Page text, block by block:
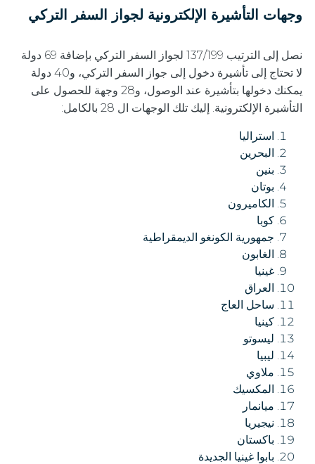
وجهات التأشيرة الإلكترونية لجواز السفر التركي
نصل إلى الترتيب 137/199 لجواز السفر التركي بإضافة 69 دولة
لا تحتاج إلى تأشيرة دخول إلى جواز السفر التركي، و40 دولة
يمكنك دخولها بتأشيرة عند الوصول، و28 وجهة للحصول على
التأشيرة الإلكترونية. إليك تلك الوجهات ال 28 بالكامل:
استراليا
البحرين
بنين
بوتان
الكاميرون
كوبا
جمهورية الكونغو الديمقراطية
الغابون
غينيا
العراق
ساحل العاج
كينيا
ليسوتو
ليبيا
ملاوي
المكسيك
ميانمار
نيجيريا
باكستان
بابوا غينيا الجديدة